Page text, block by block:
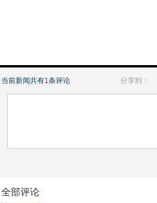
当前新闻共有1条评论 分享到：
全部评论